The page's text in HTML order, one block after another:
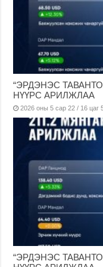
“ЭРДЭНЭС
НҮҮРС АРИЛЖЛАА
2026 оны 5 сар 22 / 16 цаг
“ЭРДЭНЭС